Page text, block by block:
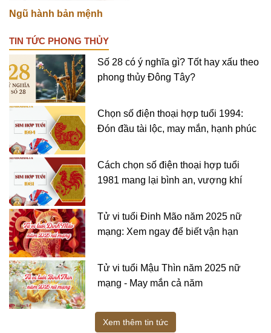
Ngũ hành bản mệnh
TIN TỨC PHONG THỦY
Số 28 có ý nghĩa gì? Tốt hay xấu theo
phong thủy Đông Tây?
Chọn số điện thoại hợp tuổi 1994:
Đón đầu tài lộc, may mắn, hạnh phúc
Cách chọn số điện thoại hợp tuổi
1981 mang lại bình an, vượng khí
Tử vi tuổi Đinh Mão năm 2025 nữ
mạng: Xem ngay để biết vận hạn
Tử vi tuổi Mậu Thìn năm 2025 nữ
mạng - May mắn cả năm
Xem thêm tin tức